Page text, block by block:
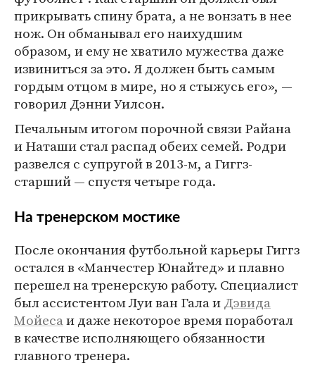
прикрывать спину брата, а не вонзать в нее
нож. Он обманывал его наихудшим
образом, и ему не хватило мужества даже
извиниться за это. Я должен быть самым
гордым отцом в мире, но я стыжусь его», —
говорил Дэнни Уилсон.
Печальным итогом порочной связи Райана
и Наташи стал распад обеих семей. Родри
развелся с супругой в 2013-м, а Гиггз-
старший — спустя четыре года.
На тренерском мостике
После окончания футбольной карьеры Гиггз
остался в «Манчестер Юнайтед» и плавно
перешел на тренерскую работу. Специалист
был ассистентом Луи ван Гала иДэвида
Мойесаи даже некоторое время поработал
в качестве исполняющего обязанности
главного тренера.